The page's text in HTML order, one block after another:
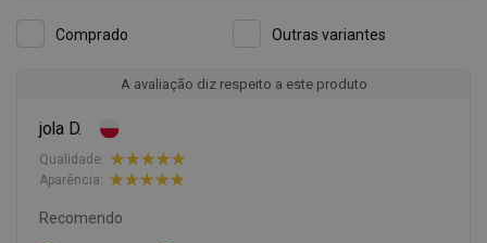
Comprado Outras variantes
A avaliação diz respeito a este produto
jola D.
Qualidade:
Aparência:
Recomendo